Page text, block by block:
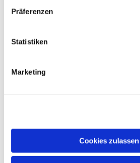
Präferenzen
Statistiken
Marketing
Cookies zulassen
Dies könnte Sie